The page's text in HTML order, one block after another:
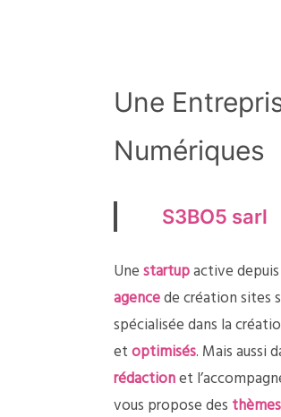
Une
Numériques
S3BO5 sarl
Unestartupactive
agencede création sites
spécialisée dans la
etoptimisés. Mais aussi
rédactionet
vous propose des thèmes